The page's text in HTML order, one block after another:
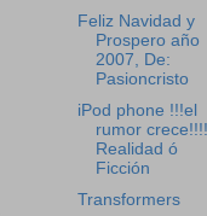
Feliz Navidad y
Prospero año
2007, De:
Pasioncristo
iPod phone !!!el
rumor
Realidad ó
Ficción
Transformers